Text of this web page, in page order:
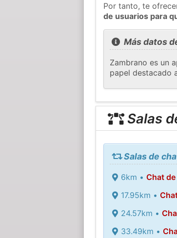
Por tanto, te
de usuarios para
Más datos
Zambrano es un
papel destacado
Salas
Salas de
6km • Chat
17.95km •
24.57km •
33.49km •